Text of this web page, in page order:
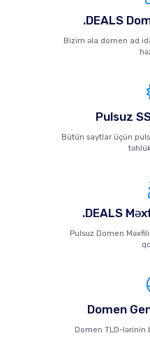
.DEALS
Bizim əla domen ad
Pulsuz
Bütün saytlar üçün
.DEALS
Pulsuz Domen
Domen
Domen TLD-lərinin